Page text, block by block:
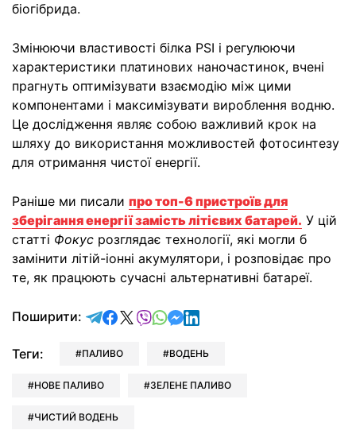
біогібрида.
Змінюючи властивості білка PSI і регулюючи
характеристики платинових наночастинок, вчені
прагнуть оптимізувати взаємодію між цими
компонентами і максимізувати вироблення водню.
Це дослідження являє собою важливий крок на
шляху до використання можливостей фотосинтезу
для отримання чистої енергії.
Раніше ми писали про топ-6 пристроїв для
зберігання енергії замість літієвих батарей. У цій
статті Фокус розглядає технології, які могли б
замінити літій-іонні акумулятори, і розповідає про
те, як працюють сучасні альтернативні батареї.
Поширити: відправити у Telegram
поділитись у Facebook
поділитись у X
відправити у Viber
відправити у Whatsapp
відправити у Messenger
відправити у LinkedIn
Теги: ПАЛИВО ВОДЕНЬ
НОВЕ ПАЛИВО ЗЕЛЕНЕ ПАЛИВО
ЧИСТИЙ ВОДЕНЬ